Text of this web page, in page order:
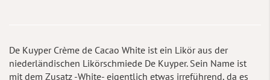
De Kuyper Crème de Cacao White ist ein Likör aus der
niederländischen Likörschmiede De Kuyper. Sein Name ist
mit dem Zusatz -White- eigentlich etwas irreführend, da es